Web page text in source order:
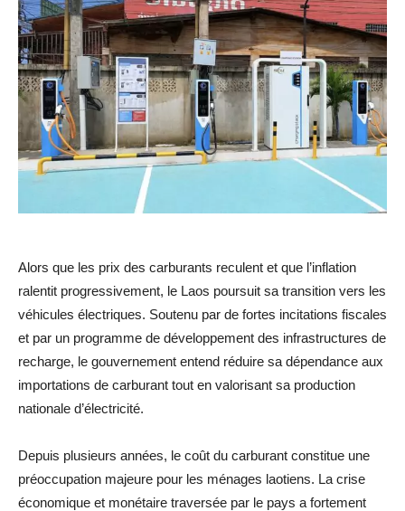
Alors que les prix des carburants reculent et que l’inflation
ralentit progressivement, le Laos poursuit sa transition vers les
véhicules électriques. Soutenu par de fortes incitations fiscales
et par un programme de développement des infrastructures de
recharge, le gouvernement entend réduire sa dépendance aux
importations de carburant tout en valorisant sa production
nationale d’électricité.
Depuis plusieurs années, le coût du carburant constitue une
préoccupation majeure pour les ménages laotiens. La crise
économique et monétaire traversée par le pays a fortement